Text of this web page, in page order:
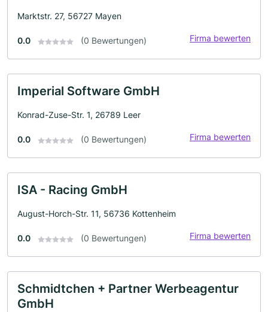
Marktstr. 27, 56727 Mayen
0.0 (0 Bewertungen) Firma bewerten
Imperial Software GmbH
Konrad-Zuse-Str. 1, 26789 Leer
0.0 (0 Bewertungen) Firma bewerten
ISA - Racing GmbH
August-Horch-Str. 11, 56736 Kottenheim
0.0 (0 Bewertungen) Firma bewerten
Schmidtchen + Partner Werbeagentur
GmbH